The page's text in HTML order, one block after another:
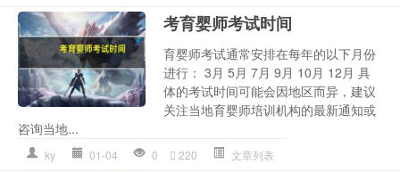
考育婴师考试时间
育婴师考试通常安排在每年的以下月份
进行： 3月 5月 7月 9月 10月 12月 具
体的考试时间可能会因地区而异，建议
关注当地育婴师培训机构的最新通知或
咨询当地...
ky 01-04 0 220 文章列表